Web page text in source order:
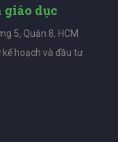
dục
5, Quận 8, HCM
kế hoạch và đầu tư